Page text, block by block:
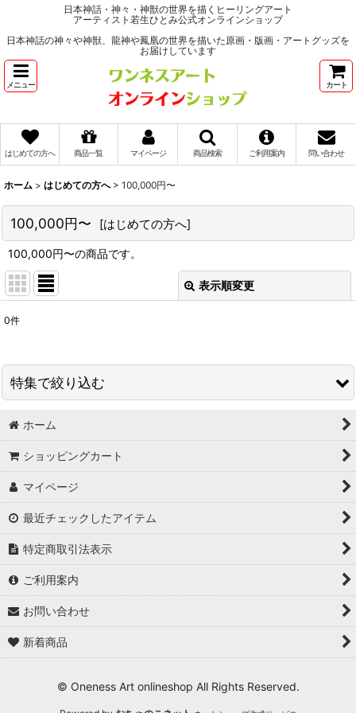
日本神話・神々・神獣の世界を描くヒーリングアート
アーティスト若生ひとみ公式オンラインショップ
日本神話の神々や神獣、龍神や鳳凰の世界を描いた原画・版画・アートグッズを
お届けしています
メニュー カート
はじめての方へ 商品一覧 マイページ 商品検索 ご利用案内 問い合わせ
ホーム > はじめての方へ > 100,000円〜
100,000円〜 [はじめての方へ]
100,000円〜の商品です。
表示順変更
並び順 :
0件
特集で絞り込む
〜999円
1,000〜4,999円
5,000〜9,999円
30,000〜99,999円
100,000円〜
ホーム
ショッピングカート
マイページ
最近チェックしたアイテム
特定商取引法表示
ご利用案内
お問い合わせ
新着商品
© Oneness Art onlineshop All Rights Reserved.